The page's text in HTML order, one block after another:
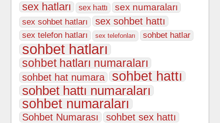
sex hatları sex hattı sex numaraları
sex sohbet hatları sex sohbet hattı
sex telefon hatları sex telefonları sohbet hatlar
sohbet hatları
sohbet hatları numaraları
sohbet hat numara sohbet hattı
sohbet hattı numaraları
sohbet numaraları
Sohbet Numarası sohbet sex hattı